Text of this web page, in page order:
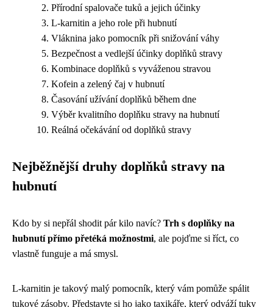
Přírodní spalovače tuků a jejich účinky
L-karnitin a jeho role při hubnutí
Vláknina jako pomocník při snižování váhy
Bezpečnost a vedlejší účinky doplňků stravy
Kombinace doplňků s vyváženou stravou
Kofein a zelený čaj v hubnutí
Časování užívání doplňků během dne
Výběr kvalitního doplňku stravy na hubnutí
Reálná očekávání od doplňků stravy
Nejběžnější druhy doplňků stravy na
hubnutí
Kdo by si nepřál shodit pár kilo navíc? Trh s doplňky na
hubnutí přímo přetéká možnostmi, ale pojďme si říct, co
vlastně funguje a má smysl.
L-karnitin je takový malý pomocník, který vám pomůže spálit
tukové zásoby. Představte si ho jako taxikáře, který odváží tuky